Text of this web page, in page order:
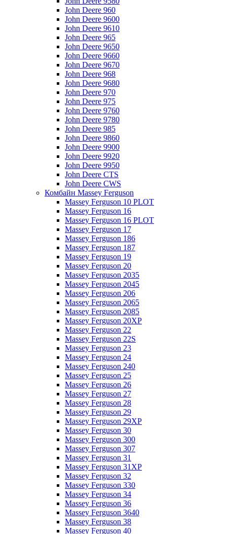
John Deere 960
John Deere 9600
John Deere 9610
John Deere 965
John Deere 9650
John Deere 9660
John Deere 9670
John Deere 968
John Deere 9680
John Deere 970
John Deere 975
John Deere 9760
John Deere 9780
John Deere 985
John Deere 9860
John Deere 9900
John Deere 9920
John Deere 9950
John Deere CTS
John Deere CWS
Комбайн Massey Ferguson
Massey Ferguson 10 PLOT
Massey Ferguson 16
Massey Ferguson 16 PLOT
Massey Ferguson 17
Massey Ferguson 186
Massey Ferguson 187
Massey Ferguson 19
Massey Ferguson 20
Massey Ferguson 2035
Massey Ferguson 2045
Massey Ferguson 206
Massey Ferguson 2065
Massey Ferguson 2085
Massey Ferguson 20XP
Massey Ferguson 22
Massey Ferguson 22S
Massey Ferguson 23
Massey Ferguson 24
Massey Ferguson 240
Massey Ferguson 25
Massey Ferguson 26
Massey Ferguson 27
Massey Ferguson 28
Massey Ferguson 29
Massey Ferguson 29XP
Massey Ferguson 30
Massey Ferguson 300
Massey Ferguson 307
Massey Ferguson 31
Massey Ferguson 31XP
Massey Ferguson 32
Massey Ferguson 330
Massey Ferguson 34
Massey Ferguson 36
Massey Ferguson 3640
Massey Ferguson 38
Massey Ferguson 40